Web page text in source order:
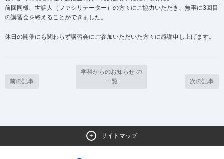
前回同様、世話人（ファシリテーター）の方々にご協力いただき、無事に3回目
の講習会を終えることができました。
休日の開催にも関わらず講習会にご参加いただいた方々に感謝申し上げます。
前の記事
学科からのお知らせ の
一覧
次の記事
サイトマップ